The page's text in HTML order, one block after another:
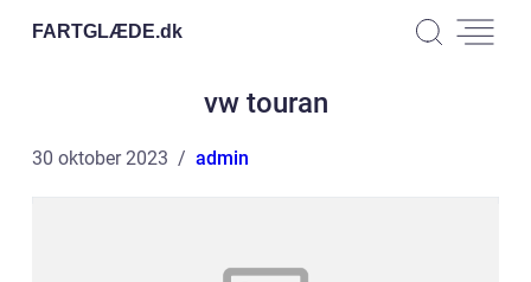
FARTGLÆDE.dk
vw touran
30 oktober 2023 admin